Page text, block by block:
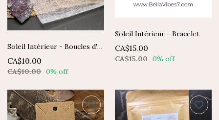
Soleil Intérieur - Boucles d'oreilles
CA$10.00
CA$10.00 0% off
Soleil Intérieur - Bracelet
CA$15.00
CA$15.00 0% off